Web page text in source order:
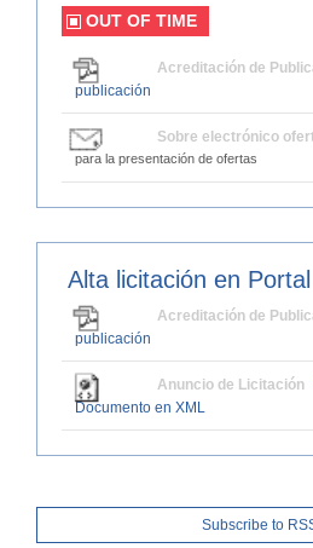
OUT OF TIME
Acreditación de
publicación
Sobre electrónico
para la presentación de ofertas
Alta licitación en Portal
Acreditación de
publicación
Anuncio de Licitación
Documento en XML
Subscribe to